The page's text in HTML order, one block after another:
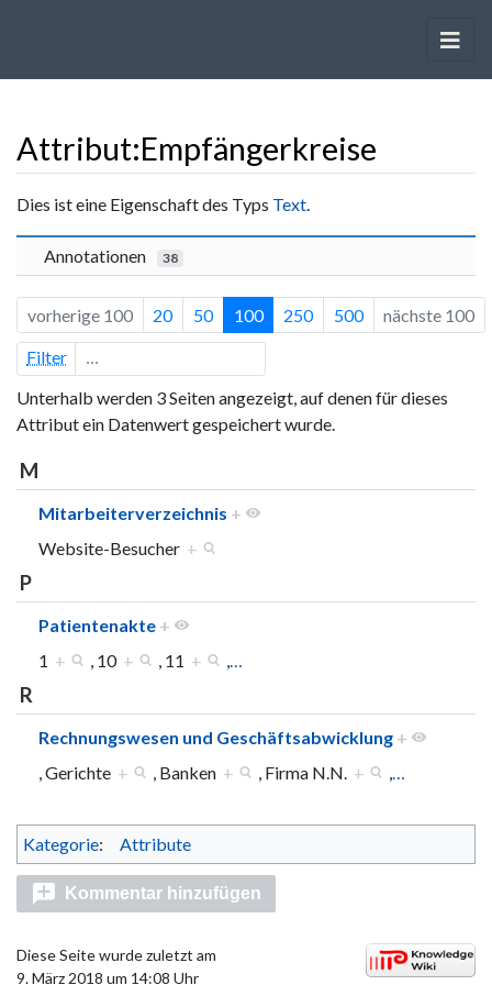
Attribut:Empfängerkreise
Wechseln zu:Navigation,Suche
Dies ist eine Eigenschaft des Typs Text.
Annotationen 38
vorherige 100 20 50 100 250 500 nächste 100
Filter
Unterhalb werden 3 Seiten angezeigt, auf denen für dieses
Attribut ein Datenwert gespeichert wurde.
M
Mitarbeiterverzeichnis +
Website-Besucher +
P
Patientenakte +
1 + , 10 + , 11 + ,…
R
Rechnungswesen und Geschäftsabwicklung +
, Gerichte + , Banken + , Firma N.N. + ,…
Kategorie: Attribute
Kommentar hinzufügen
Diese Seite wurde zuletzt am
9. März 2018 um 14:08 Uhr